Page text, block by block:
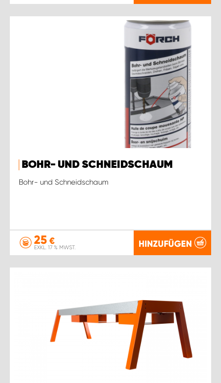
BOHR- UND SCHNEIDSCHAUM
Bohr- und Schneidschaum
25 €
EXKL. 17 % MWST. HINZUFÜGEN